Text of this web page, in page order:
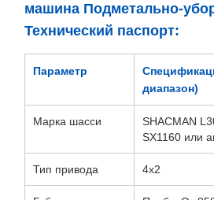
машина Подметально-
Технический паспорт:
Параметр
диапазон)
Марка шасси
SHACMAN
SX1160 или
Тип привода 4х2